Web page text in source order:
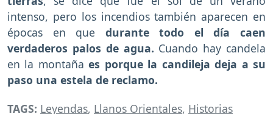
intenso, pero los incendios también aparecen en
épocas en que durante todo el día caen
verdaderos palos de agua. Cuando hay candela
en la montañaes porque la candileja deja a su
paso una estela de reclamo.
TAGS: Leyendas, Llanos Orientales, Historias